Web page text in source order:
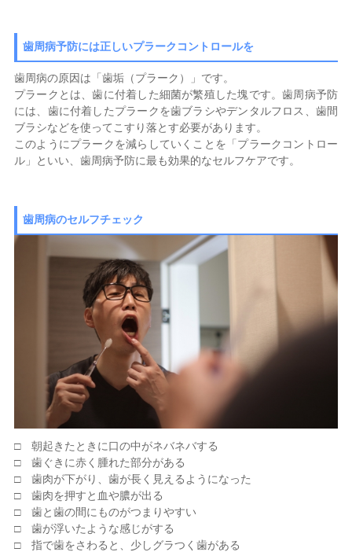
歯周病予防には正しいプラークコントロールを
歯周病の原因は「歯垢（プラーク）」です。
プラークとは、歯に付着した細菌が繁殖した塊です。歯周病予防
には、歯に付着したプラークを歯ブラシやデンタルフロス、歯間
ブラシなどを使ってこすり落とす必要があります。
このようにプラークを減らしていくことを「プラークコントロー
ル」といい、歯周病予防に最も効果的なセルフケアです。
歯周病のセルフチェック
□ 朝起きたときに口の中がネバネバする
□ 歯ぐきに赤く腫れた部分がある
□ 歯肉が下がり、歯が長く見えるようになった
□ 歯肉を押すと血や膿が出る
□ 歯と歯の間にものがつまりやすい
□ 歯が浮いたような感じがする
□ 指で歯をさわると、少しグラつく歯がある